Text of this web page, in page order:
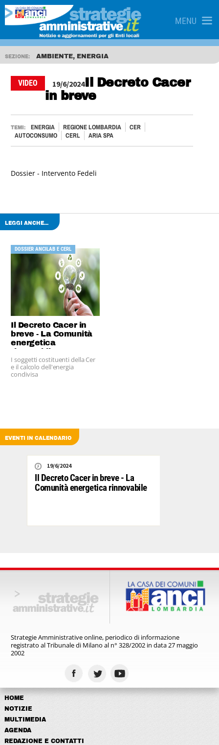
MENU
SEZIONE: AMBIENTE, ENERGIA
VIDEO 19/6/2024Il Decreto Cacer
in breve
TEMI: ENERGIA REGIONE LOMBARDIA
CER
AUTOCONSUMO
CERL ARIA SPA
Dossier - Intervento Fedeli
LEGGI ANCHE...
DOSSIER ANCILAB E CERL
Il Decreto Cacer in
breve - La Comunità
energetica
rinnovabile
I soggetti costituenti della Cer
e il calcolo dell'energia
condivisa
EVENTI IN CALENDARIO
19/6/2024
Il Decreto Cacer in breve - La
Comunità energetica rinnovabile
Strategie Amministrative online, periodico di informazione
registratoal Tribunale di Milano al n° 328/2002 in data 27 maggio
2002
HOME
NOTIZIE
MULTIMEDIA
AGENDA
REDAZIONE E CONTATTI